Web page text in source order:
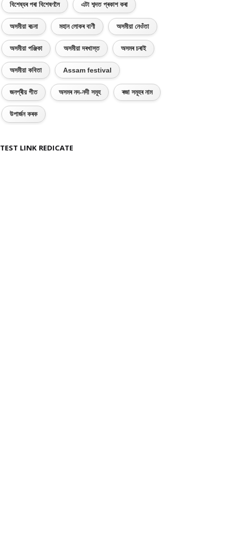
বিশেষ্যৰ পৰা বিশেষণলৈ এটা শব্দত প্ৰকাশ কৰা
অসমীয়া ৰচনা মহান লোকৰ বাণী অসমীয়া নেওঁতা
অসমীয়া পঞ্জিকা অসমীয়া দৰখাস্ত অসমৰ চৰাই
অসমীয়া কবিতা Assam festival
জনপ্ৰীয় গীত অসমৰ নদ-নদী সমূহ ৰজা সমূহৰ নাম
উপাৰ্জন কৰক
TEST LINK REDICATE